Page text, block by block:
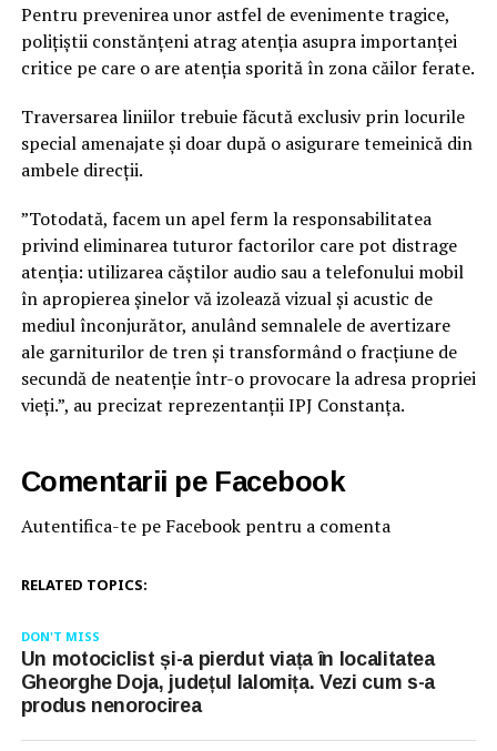
Pentru prevenirea unor astfel de evenimente tragice,
polițiștii constănțeni atrag atenția asupra importanței
critice pe care o are atenția sporită în zona căilor ferate.
Traversarea liniilor trebuie făcută exclusiv prin locurile
special amenajate și doar după o asigurare temeinică din
ambele direcții.
”Totodată, facem un apel ferm la responsabilitatea
privind eliminarea tuturor factorilor care pot distrage
atenția: utilizarea căștilor audio sau a telefonului mobil
în apropierea șinelor vă izolează vizual și acustic de
mediul înconjurător, anulând semnalele de avertizare
ale garniturilor de tren și transformând o fracțiune de
secundă de neatenție într-o provocare la adresa propriei
vieți.”, au precizat reprezentanții IPJ Constanța.
Comentarii pe Facebook
Autentifica-te pe Facebook pentru a comenta
RELATED TOPICS:
DON'T MISS
Un motociclist și-a pierdut viața în localitatea
Gheorghe Doja, județul Ialomița. Vezi cum s-a
produs nenorocirea